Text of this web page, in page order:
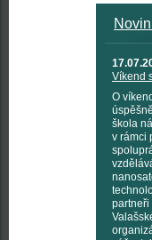
Víkend
O
škola
v rámci
partneři